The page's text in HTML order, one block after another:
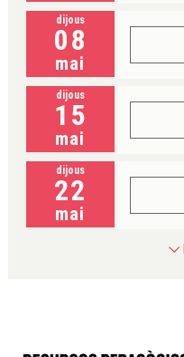
dijous
08
mai
dijous
15
mai
dijous
22
mai